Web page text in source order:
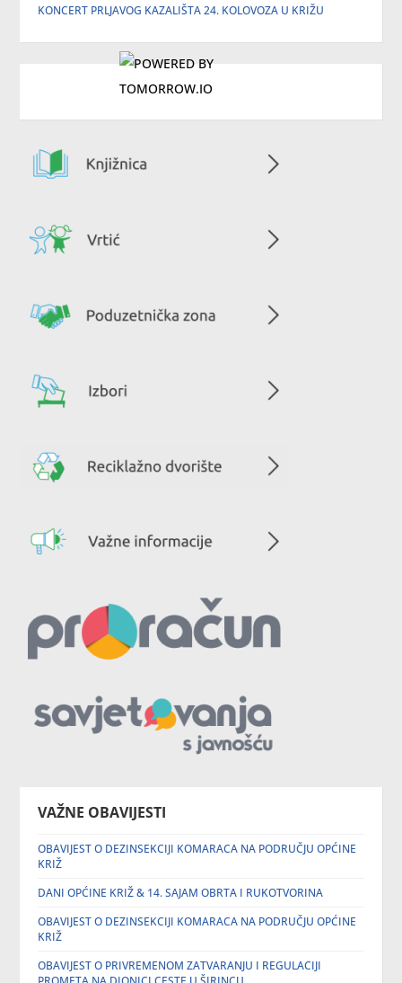
KONCERT PRLJAVOG KAZALIŠTA 24. KOLOVOZA U KRIŽU
VAŽNE OBAVIJESTI
OBAVIJEST O DEZINSEKCIJI KOMARACA NA PODRUČJU OPĆINE
KRIŽ
DANI OPĆINE KRIŽ & 14. SAJAM OBRTA I RUKOTVORINA
OBAVIJEST O DEZINSEKCIJI KOMARACA NA PODRUČJU OPĆINE
KRIŽ
OBAVIJEST O PRIVREMENOM ZATVARANJU I REGULACIJI